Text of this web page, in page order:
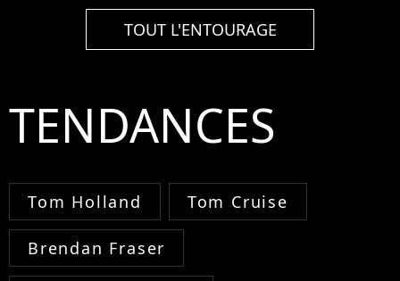
TOUT L'ENTOURAGE
TENDANCES
Tom Holland Tom Cruise
Brendan Fraser